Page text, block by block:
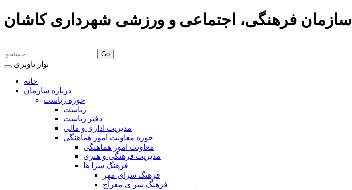
سازمان فرهنگی، اجتماعی و ورزشی شهرداری کاشان
نوار ناوبری
خانه
درباره سازمان
حوزه ریاست
ریاست
دفتر ریاست
مدیریت اداری و مالی
حوزه معاونت امور هماهنگی
معاونت امور هماهنگی
مدیریت فرهنگی و هنری
فرهنگ سرا ها
فرهنگ سرای مهر
فرهنگ سرای معراج